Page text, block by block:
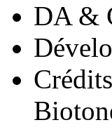
DA &